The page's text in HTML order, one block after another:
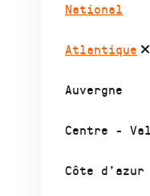
National
Atlantique
Auvergne
Centre -
Côte d’azur